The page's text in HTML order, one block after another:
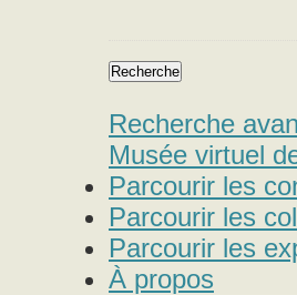
Recherche
Musée virtuel
Parcourir les
Parcourir les
Parcourir les
À propos